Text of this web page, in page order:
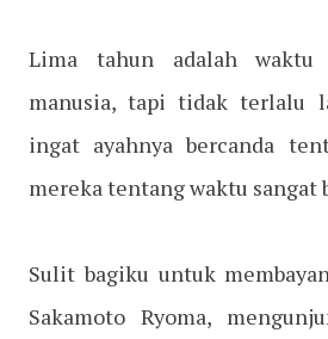
Lima tahun adalah
manusia, tapi tidak terlalu
ingat ayahnya bercanda
mereka tentang waktu sangat
Sulit bagiku untuk
Sakamoto Ryoma,